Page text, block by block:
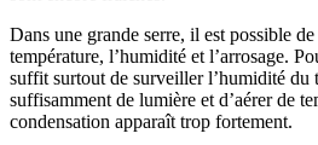
Dans une grande serre, il est possible
température, l’humidité et l’arrosage.
suffit surtout de surveiller l’humidité du
suffisamment de lumière et d’aérer de
condensation apparaît trop fortement.